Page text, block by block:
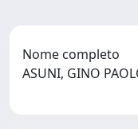
Nome completo
ASUNI, GINO